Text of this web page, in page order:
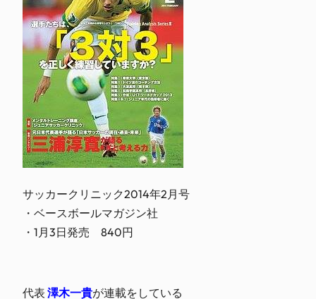
サッカークリニック2014年2月号
・ベースボールマガジン社
・1月3日発売 840円
代表 澤木一貴が連載をしている